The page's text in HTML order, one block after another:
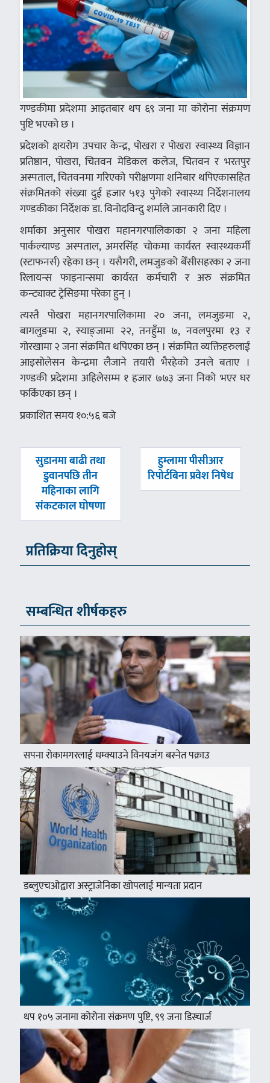
गण्डकीमा प्रदेशमा आइतबार थप ६९ जना मा कोरोना संक्रमण
पुष्टि भएको छ ।
प्रदेशको क्षयरोग उपचार केन्द्र, पोखरा र पोखरा स्वास्थ्य विज्ञान
प्रतिष्ठान, पोखरा, चितवन मेडिकल कलेज, चितवन र भरतपुर
अस्पताल, चितवनमा गरिएको परीक्षणमा शनिबार थपिएकासहित
संक्रमितको संख्या दुई हजार ५१३ पुगेको स्वास्थ्य निर्देशनालय
गण्डकीका निर्देशक डा. विनोदविन्दु शर्माले जानकारी दिए ।
शर्माका अनुसार पोखरा महानगरपालिकाका २ जना महिला
पार्कल्याण्ड अस्पताल, अमरसिंह चोकमा कार्यरत स्वास्थ्यकर्मी
(स्टाफनर्स) रहेका छन् । यसैगरी, लमजुङको बेँसीसहरका २ जना
रिलायन्स फाइनान्समा कार्यरत कर्मचारी र अरु संक्रमित
कन्ट्याक्ट ट्रेसिङमा परेका हुन् ।
त्यस्तै पोखरा महानगरपालिकामा २० जना, लमजुङमा २,
बागलुङमा २, स्याङ्जामा २२, तनहुँमा ७, नवलपुरमा १३ र
गोरखामा २ जना संक्रमित थपिएका छन् । संक्रमित व्यक्तिहरुलाई
आइसोलेसन केन्द्रमा लैजाने तयारी भैरहेको उनले बताए ।
गण्डकी प्रदेशमा अहिलेसम्म १ हजार ७७३ जना निको भएर घर
फर्किएका छन् ।
प्रकाशित समय १०:५६ बजे
पछिल्लाे
सुडानमा बाढी तथा
डुवानपछि तीन
महिनाका लागि
संकटकाल घोषणा
अघिल्लाे
-
हुम्लामा पीसीआर
रिपोर्टबिना प्रवेश निषेध
प्रतिक्रिया दिनुहोस्
सम्बन्धित शीर्षकहरु
सपना रोकामगरलाई धम्क्याउने विनयजंग बस्नेत पक्राउ
डब्लुएचओद्वारा अस्ट्राजेनिका खोपलाई मान्यता प्रदान
थप १०५ जनामा कोरोना संक्रमण पुष्टि, ९९ जना डिस्चार्ज